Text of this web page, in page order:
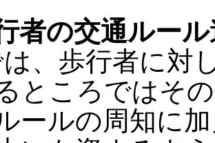
の交通ルール
、歩行者に対
ところではそ
ールの周知に